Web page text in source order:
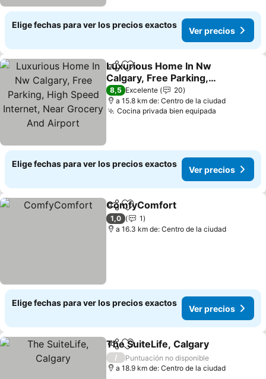
Elige fechas para ver los precios exactos
Ver precios
CompartirAgregar a favoritos
Luxurious Home In Nw
Calgary, Free Parking,
High Speed Internet, Near
Grocery And Airport
Ver precios
8,5 Excelente
20
a 15.8 km de: Centro de la ciudad
Cocina privada bien equipada
Elige fechas para ver los precios exactos
Ver precios
CompartirAgregar a favoritos
ComfyComfort
1,0
1
a 16.3 km de: Centro de la ciudad
Elige fechas para ver los precios exactos
Ver precios
Compartir
Agregar a favoritos
The SuiteLife, Calgary
/
Puntuación no disponible
a 18.9 km de: Centro de la ciudad